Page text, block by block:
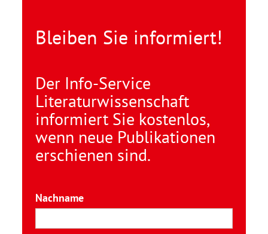
Bleiben Sie informiert!
Der Info-Service
Literaturwissenschaft
informiert Sie kostenlos,
wenn neue Publikationen
erschienen sind.
Nachname